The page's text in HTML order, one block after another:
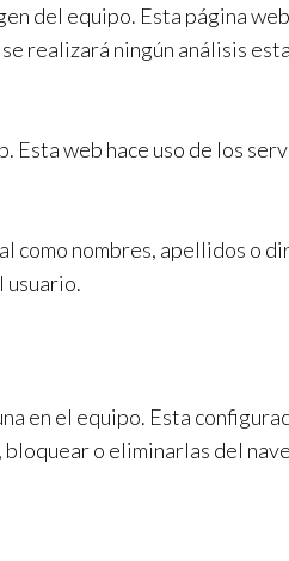
del equipo. Esta página
realizará ningún análisis
web hace uso de los
como nombres, apellidos o
usuario.
en el equipo. Esta
o eliminarlas del